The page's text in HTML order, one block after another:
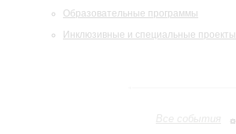
Образовательные программы
Инклюзивные и специальные проекты
Все события